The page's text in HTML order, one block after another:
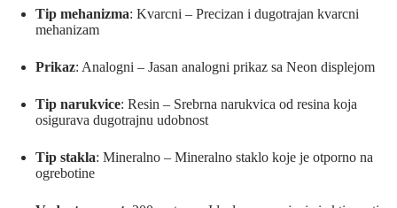
Tip mehanizma: Kvarcni – Precizan i dugotrajan kvarcni
mehanizam
Prikaz: Analogni – Jasan analogni prikaz sa Neon displejom
Tip narukvice: Resin – Srebrna narukvica od resina koja
osigurava dugotrajnu udobnost
Tip stakla: Mineralno – Mineralno staklo koje je otporno na
ogrebotine